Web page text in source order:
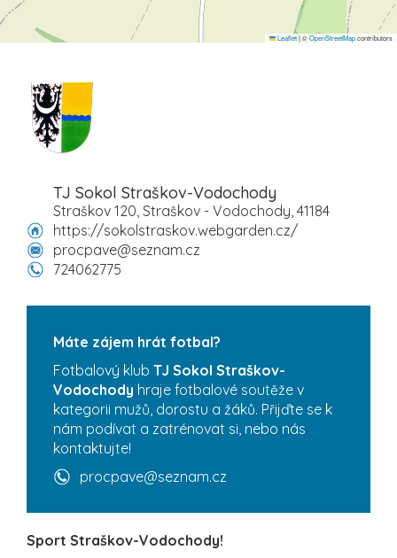
Leaflet|©OpenStreetMapcontributors
TJ Sokol Straškov-Vodochody
Straškov 120, Straškov - Vodochody, 41184
https://sokolstraskov.webgarden.cz/
procpave@seznam.cz
724062775
Máte zájem hrát fotbal?
Fotbalový klub TJ Sokol Straškov-
Vodochody hraje fotbalové soutěže v
kategorii mužů, dorostu a žáků. Přijďte se k
nám podívat a zatrénovat si, nebo nás
kontaktujte!
procpave@seznam.cz
Sport Straškov-Vodochody!